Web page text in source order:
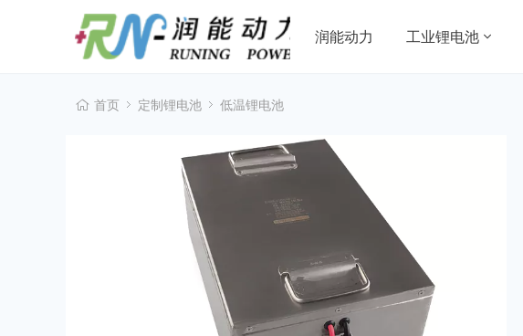
润能动力 工业锂电池
首页 定制锂电池 低温锂电池